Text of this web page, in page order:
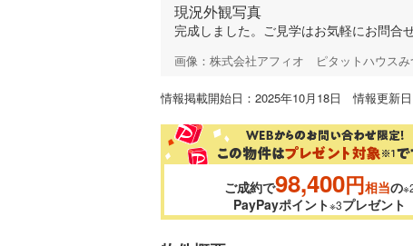
現況外観写真
完成しました。ご見学はお気軽にお問合
画像：株式会社アフィオ ピタットハウスみ
情報掲載開始日：2025年10月18日 情報更新
ご成約で98,400円相当の
PayPayポイント※3プレゼント